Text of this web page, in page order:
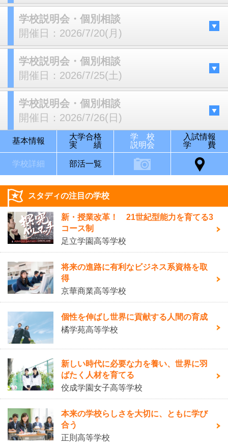
学校説明会・個別相談
開催日： 2026/7/20(月)
学校説明会・個別相談
開催日： 2026/7/25(土)
学校説明会・個別相談
開催日： 2026/7/26(日)
基本情報
大学合格
実 績
学 校
説明会
入試情報
学 費
学校詳細 部活一覧
スタディの注目の学校
新・授業改革！ 21世紀型能力を育てる3
コース制
足立学園高等学校
将来の進路に有利なビジネス系資格を取
得
京華商業高等学校
個性を伸ばし世界に貢献する人間の育成
橘学苑高等学校
新しい時代に必要な力を養い、世界に羽
ばたく人材を育てる
佼成学園女子高等学校
本来の学校らしさを大切に、ともに学び
合う
正則高等学校